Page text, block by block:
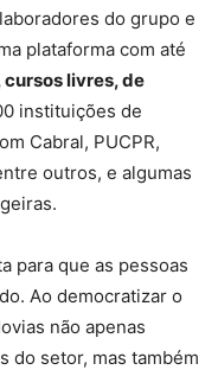
do grupo e
plataforma com até
livres, de
instituições de
Cabral, PUCPR,
outros, e algumas
para que as pessoas
Ao democratizar o
não apenas
do setor, mas também